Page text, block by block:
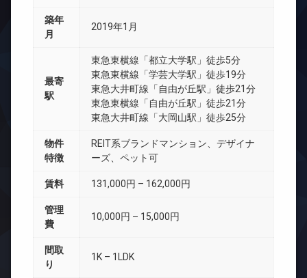
築年
月
2019年1月
最寄
駅
東急東横線「都立大学駅」徒歩5分
東急東横線「学芸大学駅」徒歩19分
東急大井町線「自由が丘駅」徒歩21分
東急東横線「自由が丘駅」徒歩21分
東急大井町線「大岡山駅」徒歩25分
物件
特徴
REIT系ブランドマンション、デザイナ
ーズ、ペット可
賃料 131,000円 – 162,000円
管理
費
10,000円 – 15,000円
間取
り
1K – 1LDK